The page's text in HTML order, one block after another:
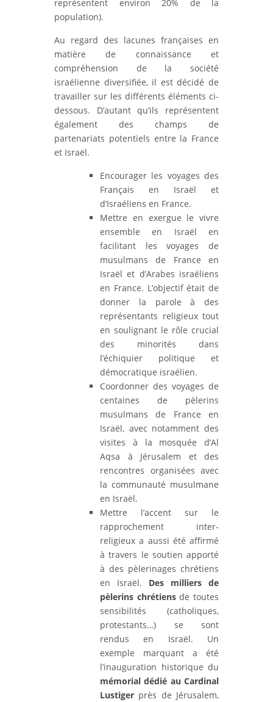
représentent environ 20% de la
population).
Au regard des lacunes françaises en
matière de connaissance et
compréhension de la société
israélienne diversifiée, il est décidé de
travailler sur les différents éléments ci-
dessous. D’autant qu’ils représentent
également des champs de
partenariats potentiels entre la France
et Israël.
Encourager les voyages des
Français en Israël et
d’Israéliens en France.
Mettre en exergue le vivre
ensemble en Israël en
facilitant les voyages de
musulmans de France en
Israël et d’Arabes israéliens
en France. L’objectif était de
donner la parole à des
représentants religieux tout
en soulignant le rôle crucial
des minorités dans
l’échiquier politique et
démocratique israélien.
Coordonner des voyages de
centaines de pèlerins
musulmans de France en
Israël, avec notamment des
visites à la mosquée d’Al
Aqsa à Jérusalem et des
rencontres organisées avec
la communauté musulmane
en Israël.
Mettre l’accent sur le
rapprochement inter-
religieux a aussi été affirmé
à travers le soutien apporté
à des pèlerinages chrétiens
en Israël. Des milliers de
pèlerins chrétiensde toutes
sensibilités (catholiques,
protestants…) se sont
rendus en Israël. Un
exemple marquant a été
l’inauguration historique du
mémorial dédié au Cardinal
Lustiger près de Jérusalem,